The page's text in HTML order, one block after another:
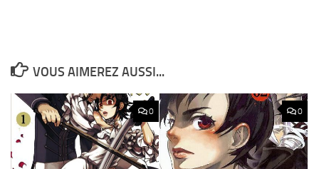
VOUS AIMEREZ AUSSI...
0 0